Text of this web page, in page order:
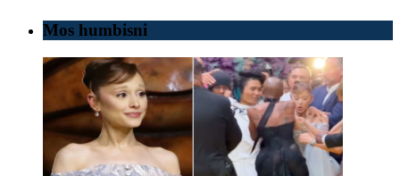
Mos humbisni